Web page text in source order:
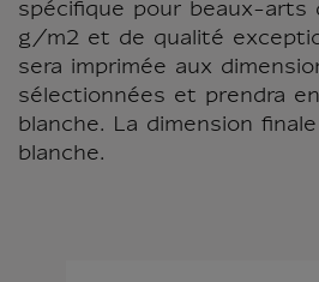
spécifique pour beaux-arts
g/m2 et de qualité
sera imprimée aux
sélectionnées et prendra
blanche. La dimension
blanche.